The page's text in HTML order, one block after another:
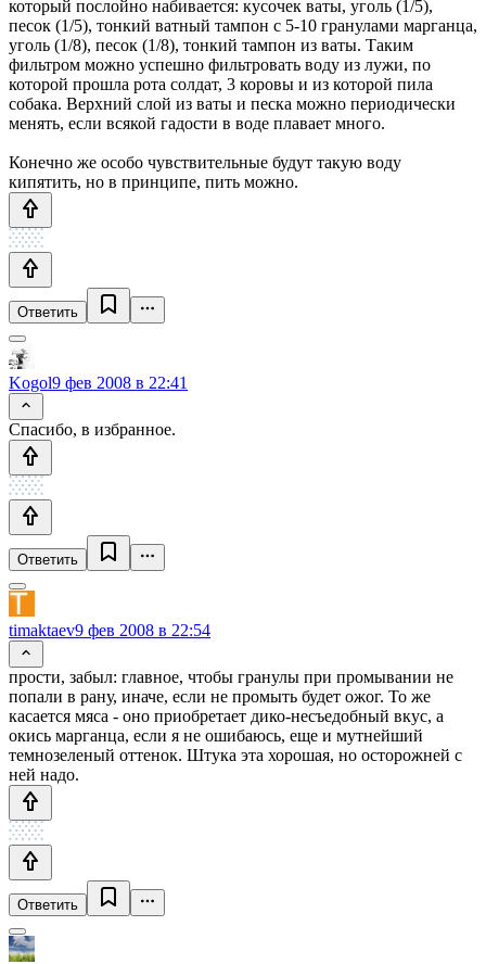
который послойно набивается: кусочек ваты, уголь (1/5),
песок (1/5), тонкий ватный тампон с 5-10 гранулами марганца,
уголь (1/8), песок (1/8), тонкий тампон из ваты. Таким
фильтром можно успешно фильтровать воду из лужи, по
которой прошла рота солдат, 3 коровы и из которой пила
собака. Верхний слой из ваты и песка можно периодически
менять, если всякой гадости в воде плавает много.
Конечно же особо чувствительные будут такую воду
кипятить, но в принципе, пить можно.
Ответить
Kogol9 фев 2008 в 22:41
Спасибо, в избранное.
Ответить
timaktaev9 фев 2008 в 22:54
прости, забыл: главное, чтобы гранулы при промывании не
попали в рану, иначе, если не промыть будет ожог. То же
касается мяса - оно приобретает дико-несъедобный вкус, а
окись марганца, если я не ошибаюсь, еще и мутнейший
темнозеленый оттенок. Штука эта хорошая, но осторожней с
ней надо.
Ответить